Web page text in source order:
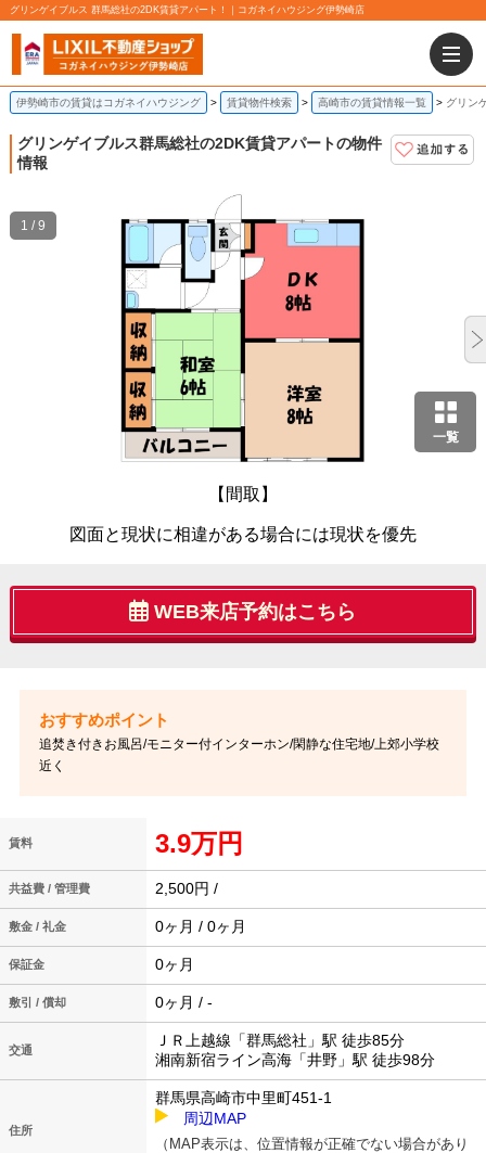
グリンゲイブルス 群馬総社の2DK賃貸アパート！｜コガネイハウジング伊勢崎店
伊勢崎市の賃貸はコガネイハウジング 賃貸物件検索 高崎市の賃貸情報一覧 グリン
グリンゲイブルス群馬総社の2DK賃貸アパートの物件
情報
一覧
【間取】
図面と現状に相違がある場合には現状を優先
1 / 9
WEB来店予約はこちら
追焚き付きお風呂/モニター付インターホン/閑静な住宅地/上郊小学校
近く
賃料 3.9万円
共益費 / 管理費 2,500円 /
敷金 / 礼金 0ヶ月 / 0ヶ月
保証金 0ヶ月
敷引 / 償却 0ヶ月 / -
交通
ＪＲ上越線「群馬総社」駅 徒歩85分
湘南新宿ライン高海「井野」駅 徒歩98分
住所
群馬県高崎市中里町451-1
周辺MAP
（MAP表示は、位置情報が正確でない場合があり